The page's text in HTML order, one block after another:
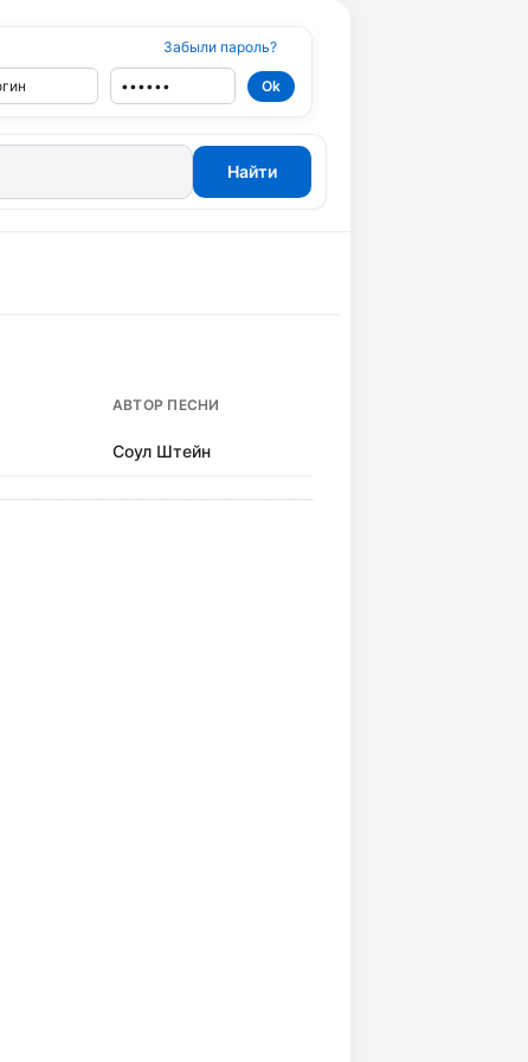
Забыли пароль?
АВТОР ПЕСНИ
Соул Штейн